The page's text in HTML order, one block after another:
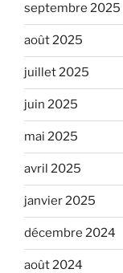
septembre 2025
août 2025
juillet 2025
juin 2025
mai 2025
avril 2025
janvier 2025
décembre 2024
août 2024